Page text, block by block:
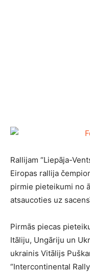
Rallijam “Liepāja-
Eiropas rallija
pirmie pieteikumi no
atsaucoties uz
Pirmās piecas
Itāliju, Ungāriju un
ukrainis Vitālijs
“Intercontinental